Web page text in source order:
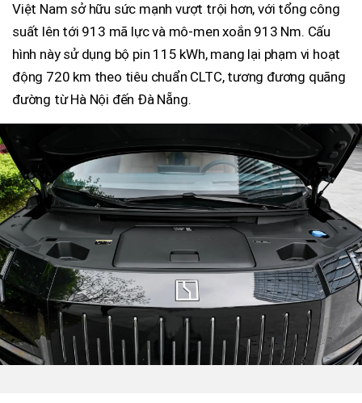
Việt Nam sở hữu sức mạnh vượt trội hơn, với tổng công
suất lên tới 913 mã lực và mô-men xoắn 913 Nm. Cấu
hình này sử dụng bộ pin 115 kWh, mang lại phạm vi hoạt
động 720 km theo tiêu chuẩn CLTC, tương đương quãng
đường từ Hà Nội đến Đà Nẵng.